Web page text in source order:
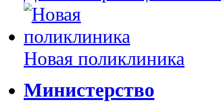
Новая поликлиника
Министерство